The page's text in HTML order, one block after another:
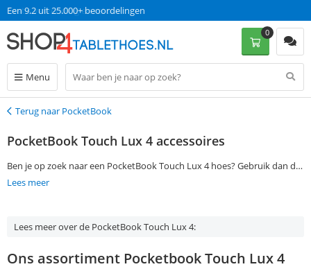
Een 9.2 uit 25.000+ beoordelingen
Menu
0
Terug
Terug naar PocketBook
PocketBook Touch Lux 4 accessoires
Ben je op zoek naar een PocketBook Touch Lux 4 hoes? Gebruik dan de
filtermogelijkheden aan de linkerkant van deze pagina om jouw
thuis. Zonder verzendkosten!
Lees meer
Lees meer over de PocketBook Touch Lux 4:
Ons assortiment Pocketbook Touch Lux 4